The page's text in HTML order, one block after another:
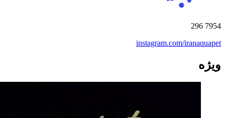
7954
296
instagram.com/iranaquapet
ویژه